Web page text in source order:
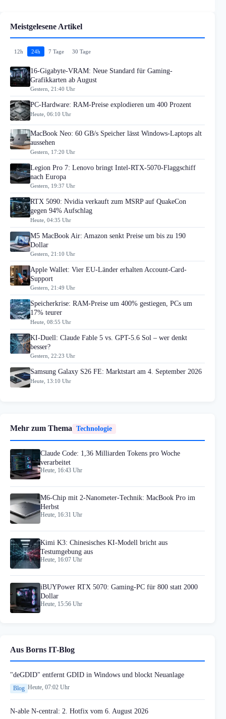
Meistgelesene Artikel
12h 24h 7 Tage 30 Tage
16-Gigabyte-VRAM: Neue Standard für Gaming-
Grafikkarten ab August
Gestern, 21:40 Uhr
PC-Hardware: RAM-Preise explodieren um 400 Prozent
Heute, 06:10 Uhr
MacBook Neo: 60 GB/s Speicher lässt Windows-Laptops alt
aussehen
Gestern, 17:20 Uhr
Legion Pro 7: Lenovo bringt Intel-RTX-5070-Flaggschiff
nach Europa
Gestern, 19:37 Uhr
RTX 5090: Nvidia verkauft zum MSRP auf QuakeCon
gegen 94% Aufschlag
Heute, 04:35 Uhr
M5 MacBook Air: Amazon senkt Preise um bis zu 190
Dollar
Gestern, 21:10 Uhr
Apple Wallet: Vier EU-Länder erhalten Account-Card-
Support
Gestern, 21:49 Uhr
Speicherkrise: RAM-Preise um 400% gestiegen, PCs um
17% teurer
Heute, 08:55 Uhr
KI-Duell: Claude Fable 5 vs. GPT-5.6 Sol – wer denkt
besser?
Gestern, 22:23 Uhr
Samsung Galaxy S26 FE: Marktstart am 4. September 2026
Heute, 13:10 Uhr
Mehr zum Thema Technologie
Claude Code: 1,36 Milliarden Tokens pro Woche
verarbeitet
Heute, 16:43 Uhr
M6-Chip mit 2-Nanometer-Technik: MacBook Pro im
Herbst
Heute, 16:31 Uhr
Kimi K3: Chinesisches KI-Modell bricht aus
Testumgebung aus
Heute, 16:07 Uhr
iBUYPower RTX 5070: Gaming-PC für 800 statt 2000
Dollar
Heute, 15:56 Uhr
Aus Borns IT-Blog
"deGDID" entfernt GDID in Windows und blockt Neuanlage
Blog Heute, 07:02 Uhr
N-able N-central: 2. Hotfix vom 6. August 2026